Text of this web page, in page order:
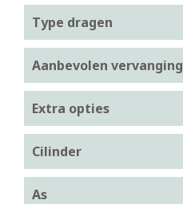
Type dragen
Aanbevolen vervanging
Extra opties
Cilinder
As